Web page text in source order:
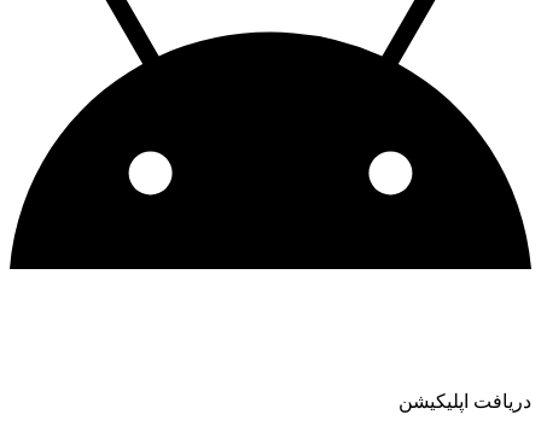
اپلیکیشن